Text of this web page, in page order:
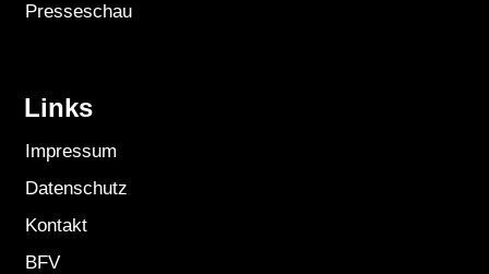
Presseschau
Links
Impressum
Datenschutz
Kontakt
BFV